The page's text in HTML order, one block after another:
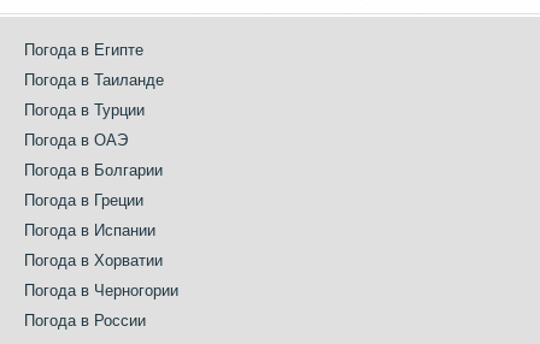
Погода в Египте
Погода в Таиланде
Погода в Турции
Погода в ОАЭ
Погода в Болгарии
Погода в Греции
Погода в Испании
Погода в Хорватии
Погода в Черногории
Погода в России